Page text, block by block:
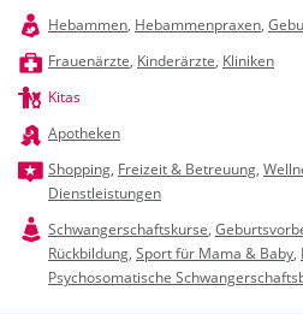
Hebammen, Hebammenpraxen,
Frauenärzte, Kinderärzte, Kliniken
Kitas
Apotheken
Shopping, Freizeit & Betreuung,
Dienstleistungen
Schwangerschaftskurse,
Rückbildung, Sport für Mama & Baby,
Psychosomatische